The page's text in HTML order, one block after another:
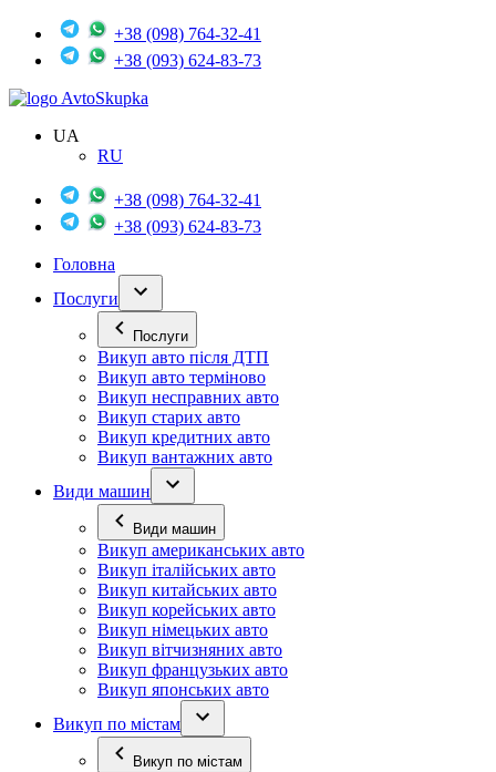
+38 (098) 764-32-41
+38 (093) 624-83-73
AvtoSkupka
UA
RU
+38 (098) 764-32-41
+38 (093) 624-83-73
Головна
Послуги
Послуги
Викуп авто після ДТП
Викуп авто терміново
Викуп несправних авто
Викуп старих авто
Викуп кредитних авто
Викуп вантажних авто
Види машин
Види машин
Викуп американських авто
Викуп італійських авто
Викуп китайських авто
Викуп корейських авто
Викуп німецьких авто
Викуп вітчизняних авто
Викуп французьких авто
Викуп японських авто
Викуп по містам
Викуп по містам